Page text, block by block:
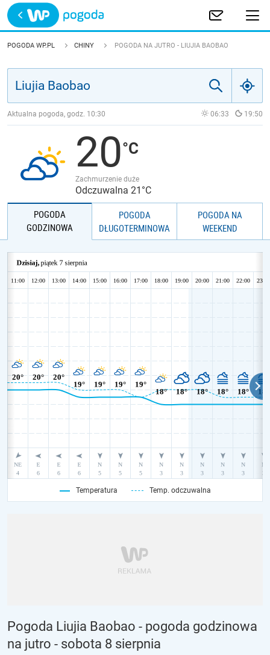
Trwa ładowanie
POLSKA
JAKOŚĆ POWIETRZA
POGODA WP.PL CHINY POGODA NA JUTRO - LIUJIA BAOBAO
Aktualna pogoda, godz. 10:30 06:33 19:50
20
Zachmurzenie duże
Odczuwalna 21°C
POGODA
GODZINOWA
POGODA
DŁUGOTERMINOWA
POGODA NA
WEEKEND
Temperatura Temp. odczuwalna
Pogoda Liujia Baobao - pogoda godzinowa
na jutro - sobota 8 sierpnia